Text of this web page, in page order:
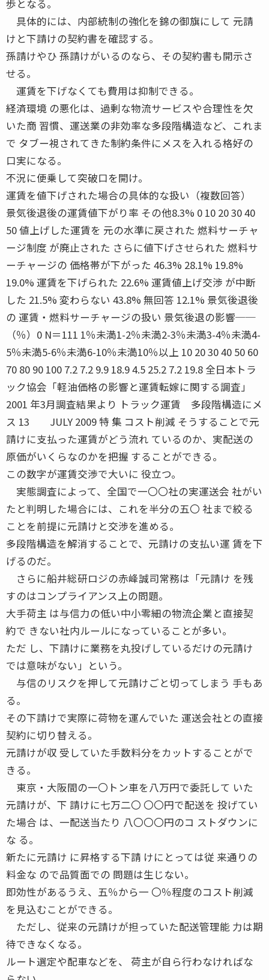
歩となる。
具体的には、内部統制の強化を錦の御旗にして 元請
けと下請けの契約書を確認する。
孫請けやひ 孫請けがいるのなら、その契約書も開示さ
せる。
運賃を下げなくても費用は抑制できる。
経済環境 の悪化は、過剰な物流サービスや合理性を欠
いた商 習慣、運送業の非効率な多段階構造など、これま
で タブー視されてきた制約条件にメスを入れる格好の
口実になる。
不況に便乗して突破口を開け。
運賃を値下げされた場合の具体的な扱い（複数回答）
景気後退後の運賃値下がり率 その他8.3% 0 10 20 30 40
50 値上げした運賃を 元の水準に戻された 燃料サーチャ
ージ制度 が廃止された さらに値下げさせられた 燃料サ
ーチャージの 価格帯が下がった 46.3% 28.1% 19.8%
19.0% 運賃を下げられた 22.6% 運賃値上げ交渉 が中断
した 21.5% 変わらない 43.8% 無回答 12.1% 景気後退後
の 運賃・燃料サーチャージの扱い 景気後退の影響──
（％）0 N＝111 1％未満1-2％未満2-3％未満3-4％未満4-
5％未満5-6％未満6-10％未満10％以上 10 20 30 40 50 60
70 80 90 100 7.2 7.2 9.9 18.9 4.5 25.2 7.2 19.8 全日本トラ
ック協会「軽油価格の影響と運賃転嫁に関する調査」
2001 年3月調査結果より トラック運賃 多段階構造にメ
ス 13 JULY 2009 特 集 コスト削減 そうすることで元
請けに支払った運賃がどう流れ ているのか、実配送の
原価がいくらなのかを把握 することができる。
この数字が運賃交渉で大いに 役立つ。
実態調査によって、全国で一〇〇社の実運送会 社がい
たと判明した場合には、これを半分の五〇 社まで絞る
ことを前提に元請けと交渉を進める。
多段階構造を解消することで、元請けの支払い運 賃を下
げるのだ。
さらに船井総研ロジの赤峰誠司常務は「元請け を残
すのはコンプライアンス上の問題。
大手荷主 は与信力の低い中小零細の物流企業と直接契
約で きない社内ルールになっていることが多い。
ただ し、下請けに業務を丸投げしているだけの元請け
では意味がない」という。
与信のリスクを押して元請けごと切ってしまう 手もあ
る。
その下請けで実際に荷物を運んでいた 運送会社との直接
契約に切り替える。
元請けが収 受していた手数料分をカットすることがで
きる。
東京・大阪間の一〇トン車を八万円で委託して いた
元請けが、下 請けに七万二〇 〇〇円で配送を 投げてい
た場合 は、一配送当たり 八〇〇〇円のコ ストダウンに
な る。
新たに元請け に昇格する下請 けにとっては従 来通りの
料金な ので品質面での 問題は生じない。
即効性があるうえ、五％から一 〇％程度のコスト削減
を見込むことができる。
ただし、従来の元請けが担っていた配送管理能 力は期
待できなくなる。
ルート選定や配車などを、 荷主が自ら行わなければな